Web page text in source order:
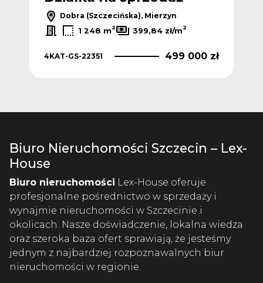
Dobra (Szczecińska), Mierzyn
1 248 m2 399,84 zł/m2
4KAT-GS-22351 499 000 zł
Biuro Nieruchomości Szczecin – Lex-
House
Biuro nieruchomości Lex-House oferuje
profesjonalne pośrednictwo w sprzedaży i
wynajmie nieruchomości w Szczecinie i
okolicach. Nasze doświadczenie, lokalna wiedza
oraz szeroka baza ofert sprawiają, że jesteśmy
jednym z najbardziej rozpoznawalnych biur
nieruchomości w regionie.